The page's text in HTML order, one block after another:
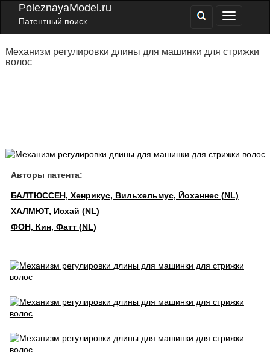
PoleznayaModel.ru
Патентный поиск
Механизм регулировки длины для машинки для стрижки
волос
Авторы патента:
БАЛТЮССЕН, Хенрикус, Вильхельмус, Йоханнес (NL)
ХАЛМЮТ, Исхай (NL)
ФОН, Кин, Фатт (NL)